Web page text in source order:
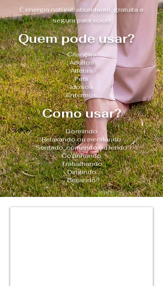
É energia natural, abundante, gratuita e
segura para você!
Quem pode usar?
Crianças
Adultos
Atletas
Pets
Idosos
Enfermos
Como usar?
Dormindo
Relaxando ou meditando
Sentado, comendo ou lendo
Cozinhando
Trabalhando
Dirigindo
Beijando